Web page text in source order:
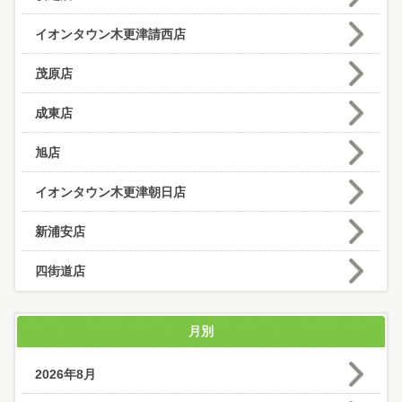
イオンタウン木更津請西店
茂原店
成東店
旭店
イオンタウン木更津朝日店
新浦安店
四街道店
月別
2026年8月